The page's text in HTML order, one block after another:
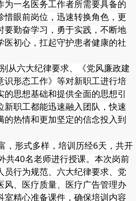
为一名医务工作者所需要具备的
惜眼前岗位，迅速转换角色，更
要勤奋学习，勇于实践，不断地
医初心，扛起守护患者健康的社
从六大纪律要求、《党风廉政建
识形态工作》等对新职工进行培
思想基础和提供全面的思想引
新职工都能迅速融入团队，快速
的热情和更加坚定的信念投入到
，形式多样，培训历经6天，共开
共40名老师进行授课。本次岗前
员行为规范、六大纪律要求、党
风、医疗质量、医疗广告管理办
室精心准备课件，确保培训内容